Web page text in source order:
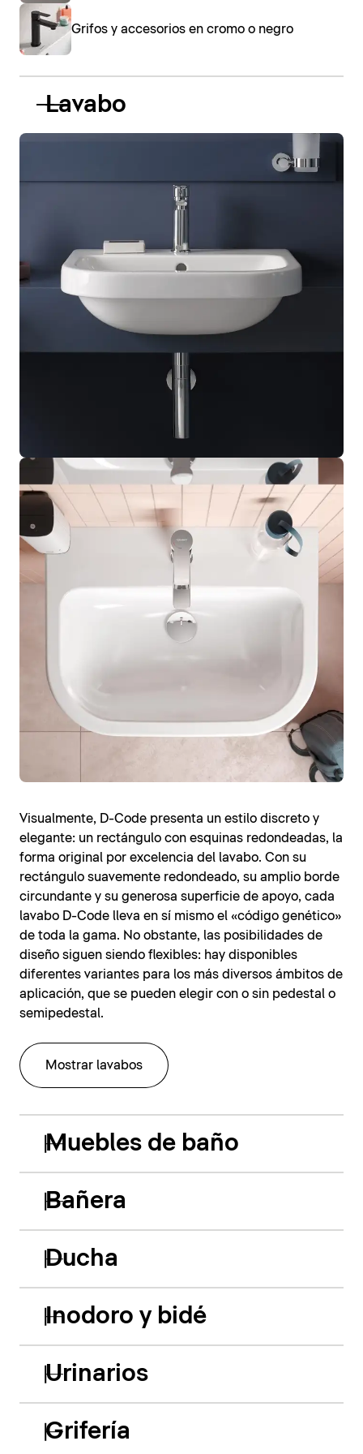
Grifos y accesorios en cromo o negro
Lavabo
Visualmente, D-Code presenta un estilo discreto y
elegante: un rectángulo con esquinas redondeadas, la
forma original por excelencia del lavabo. Con su
rectángulo suavemente redondeado, su amplio borde
circundante y su generosa superficie de apoyo, cada
lavabo D-Code lleva en sí mismo el «código genético»
de toda la gama. No obstante, las posibilidades de
diseño siguen siendo flexibles: hay disponibles
diferentes variantes para los más diversos ámbitos de
aplicación, que se pueden elegir con o sin pedestal o
semipedestal.
Mostrar lavabos
Muebles de baño
Bañera
Ducha
Inodoro y bidé
Urinarios
Grifería